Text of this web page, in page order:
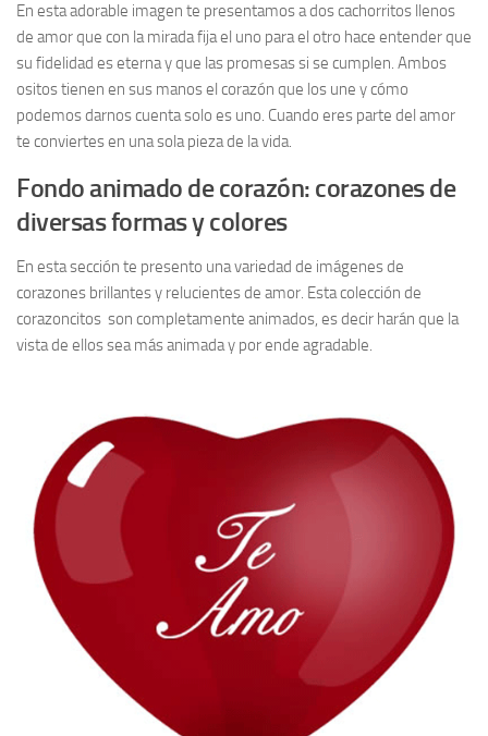
En esta adorable imagen te presentamos a dos cachorritos llenos
de amor que con la mirada fija el uno para el otro hace entender que
su fidelidad es eterna y que las promesas si se cumplen. Ambos
ositos tienen en sus manos el corazón que los une y cómo
podemos darnos cuenta solo es uno. Cuando eres parte del amor
te conviertes en una sola pieza de la vida.
Fondo animado de corazón: corazones de
diversas formas y colores
En esta sección te presento una variedad de imágenes de
corazones brillantes y relucientes de amor. Esta colección de
corazoncitos son completamente animados, es decir harán que la
vista de ellos sea más animada y por ende agradable.